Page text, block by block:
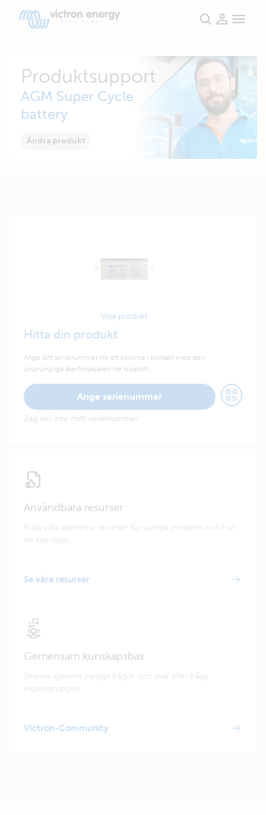
Produktsupport
AGM Super Cycle
battery
Ändra produkt
Visa produkt
Hitta din produkt
Ange ditt serienummer för att komma i kontakt med den
ursprungliga återförsäljaren för support.
Ange serienummer
Jag vet inte mitt serienummer
Användbara resurser
Kolla våra allmänna resurser för vanliga problem och hur
de kan lösas.
Se våra resurser
Gemensam kunskapsbas
Skanna igenom vanliga frågor och svar eller fråga
expertgruppen.
Victron-Community